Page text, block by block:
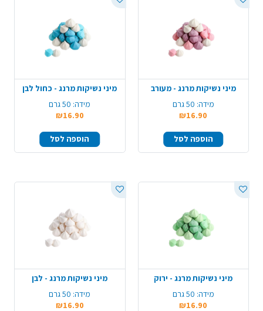
מיני נשיקות מרנג - מעורב
מידה: 50 גרם
₪16.90
הוספה לסל
מיני נשיקות מרנג - כחול לבן
מידה: 50 גרם
₪16.90
הוספה לסל
מיני נשיקות מרנג - ירוק
מידה: 50 גרם
₪16.90
מיני נשיקות מרנג - לבן
מידה: 50 גרם
₪16.90